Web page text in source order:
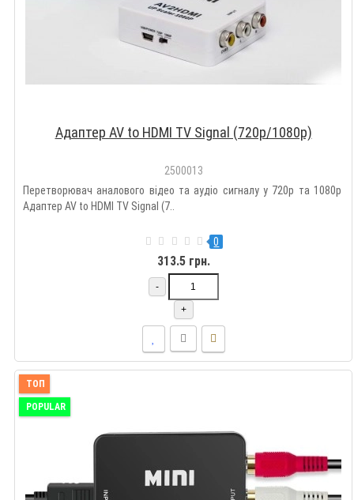
Адаптер AV to HDMI TV Signal (720p/1080p)
2500013
Перетворювач аналового відео та аудіо сигналу у 720p та 1080p
Адаптер AV to HDMI TV Signal (7..
0
313.5 грн.
-
+
ТОП
POPULAR